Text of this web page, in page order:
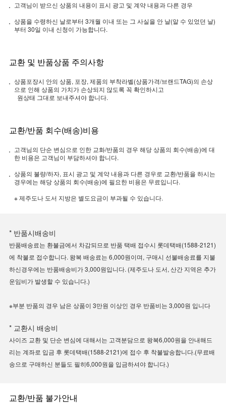
고객님이 받으신 상품의 내용이 표시 광고 및 계약 내용과 다른 경우
상품을 수령하신 날로부터 3개월 이내 또는 그 사실을 안 날(알 수 있었던 날)
부터 30일 이내 신청이 가능합니다.
교환 및 반품상품 주의사항
상품포장시 안의 상품, 포장, 제품의 부착라벨(상품가격/브랜드TAG)의 손상
으로 인해 상품의 가치가 손상되지 않도록 꼭 확인하시고
원상태 그대로 보내주셔야 합니다.
교환/반품 회수(배송)비용
고객님의 단순 변심으로 인한 교화/반품의 경우 해당 상품의 회수(배송)에 대
한 비용은 고객님이 부담하셔야 합니다.
상품의 불량/하자, 표시 광고 및 계약 내용과 다른 경우로 교환/반품을 하시는
경우에는 해당 상품의 회수(배송)에 필요한 비용은 무료입니다.
※ 제주도나 도서 지방은 별도요금이 부과될 수 있습니다.
* 반품시배송비
반품배송료는 환불금에서 차감되므로 반품 택배 접수시 롯데택배(1588-2121)
에 착불로 접수합니다. 왕복 배송료는 6,000원이며, 구매시 선불배송료를 지불
하신경우에는 반품배송비가 3,000원입니다. (제주도나 도서, 산간 지역은 추가
운임비가 발생할 수 있습니다.)
※부분 반품의 경우 남은 상품이 3만원 이상인 경우 반품비는 3,000원 입니다
* 교환시 배송비
사이즈 교환 및 단순 변심에 대해서는 고객분담으로 왕복6,000원을 안내해드
리는 계좌로 입금 후 롯데택배(1588-2121)에 접수 후 착불발송합니다.(무료배
송으로 구매하신 분들도 필히6,000원을 입금하셔야 합니다.)
교환/반품 불가안내